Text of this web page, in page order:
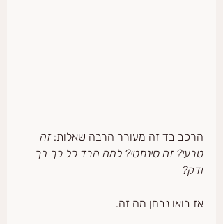
הרכב בד זה מעורר הרבה שאלות: זה
טבעי? זה סינתטי? למה הבד כל כך רך
ודק?
אז בואו נבחן מה זה.